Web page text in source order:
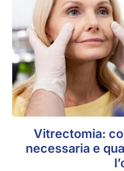
Vitrectomia:
necessaria e